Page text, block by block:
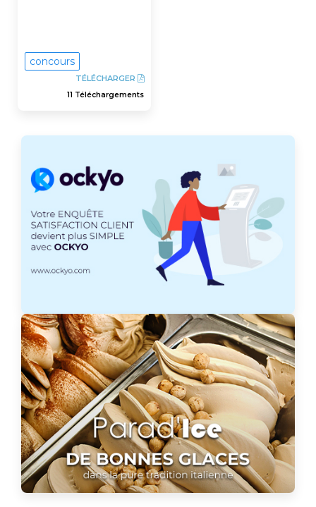
concours
TÉLÉCHARGER
11 Téléchargements